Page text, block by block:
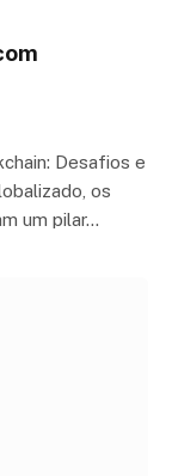
Desafios e
os
um pilar…